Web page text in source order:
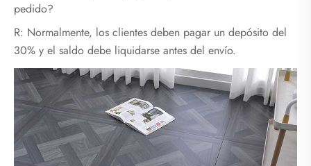
pedido?
R: Normalmente, los clientes deben pagar un depósito del
30% y el saldo debe liquidarse antes del envío.